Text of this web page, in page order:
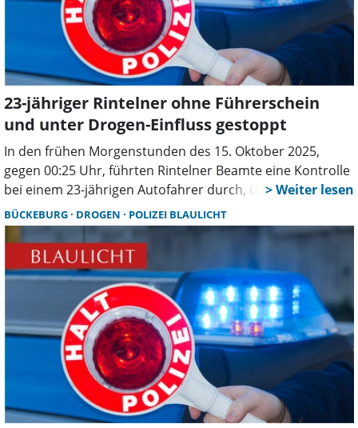
führte der 25-Jährige einen freiwilligen Drogentest durch,
der positiv ausfiel. Infolgedessen wurde dem Bückeburger
eine Blutprobe entnommen und sein Führerschein
beschlagnahmt. Gegen ihn wurden Ermittlungen wegen
des Verdachts der Straßenverkehrsgefährdung und des
Fahrens unter Drogeneinfluss eingeleitet.
23-jähriger Rintelner ohne Führerschein
und unter Drogen-Einfluss gestoppt
In den frühen Morgenstunden des 15. Oktober 2025,
gegen 00:25 Uhr, führten Rintelner Beamte eine Kontrolle
bei einem 23-jährigen Autofahrer durch, der im Wilhelm-
Busch-Weg unterwegs war. Der Fahrer stand unter dem
Einfluss von THC und konnte keine gültige Fahrerlaubnis
vorweisen. Ein vor Ort durchgeführter Urintest bestätigte
den Verdacht auf THC-Konsum. Daraufhin wurde dem
jungen Mann aus Rinteln eine Blutprobe entnommen und
die Weiterfahrt untersagt.
BÜCKEBURG DROGEN POLIZEI BLAULICHT